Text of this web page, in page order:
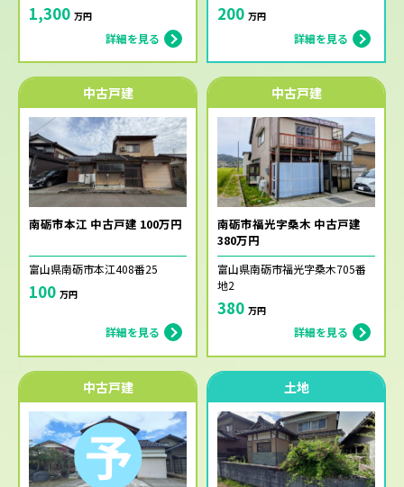
1,300 万円
詳細を見る
200 万円
詳細を見る
中古戸建
南砺市本江 中古戸建 100万円
富山県南砺市本江408番25
100 万円
詳細を見る
中古戸建
南砺市福光字桑木 中古戸建
380万円
富山県南砺市福光字桑木705番
地2
380 万円
詳細を見る
中古戸建 土地